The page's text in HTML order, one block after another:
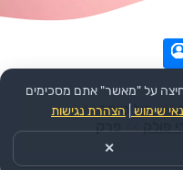
>> פוליטיקה >>
פולק >>פרק
על "מאשר" אתם מסכימים
שימוש הצהרת נגישות
✕